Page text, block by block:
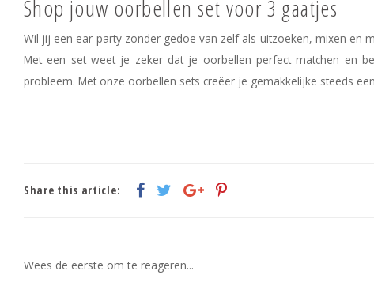
Shop jouw oorbellen set voor 3 gaatjes
Wil jij een ear party zonder gedoe van zelf als uitzoeken, mixen en
Met een set weet je zeker dat je oorbellen perfect matchen en
probleem. Met onze oorbellen sets creëer je gemakkelijke steeds
Share this article:
Wees de eerste om te reageren...